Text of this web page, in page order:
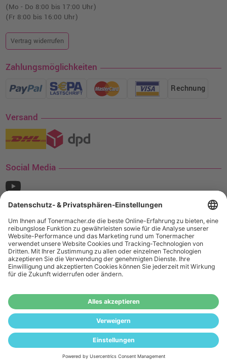
(Mo - Do 8:00 bis 17:00 Uhr)
(Fr 8:00 bis 16:00 Uhr)
Vertrag widerrufen
Zahlungsmöglichkeiten
Rechnung
Versand
Social Media
¹ Nur gültig für den Versand innerhalb Deutschlands. Befindet sich ein Warenwert
von mindestens 35€ (inkl. Mwst.) an Ampertec Artikeln in Ihrem Warenkorb, ist der
Versand für Sie kostenfrei.
Das Angebot von tonermacher.de richtet sich
nicht an Wiederverkäufer. Wenn Sie Wiederverkäufer sind,
registrieren Sie sich bitte in unserem Händler-Portal
www.tonerhersteller.de